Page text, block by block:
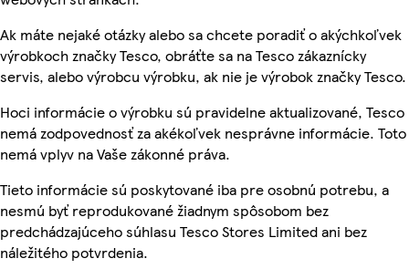
Ak máte nejaké otázky alebo sa chcete poradiť o akýchkoľvek
výrobkoch značky Tesco, obráťte sa na Tesco zákaznícky
servis, alebo výrobcu výrobku, ak nie je výrobok značky Tesco.
Hoci informácie o výrobku sú pravidelne aktualizované, Tesco
nemá zodpovednosť za akékoľvek nesprávne informácie. Toto
nemá vplyv na Vaše zákonné práva.
Tieto informácie sú poskytované iba pre osobnú potrebu, a
nesmú byť reprodukované žiadnym spôsobom bez
predchádzajúceho súhlasu Tesco Stores Limited ani bez
náležitého potvrdenia.